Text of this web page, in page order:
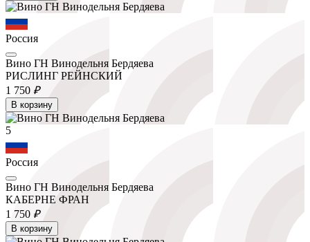
Россия
Вино ГН Винодельня Бердяева
РИСЛИНГ РЕЙНСКИЙ
1 750 ₽
В корзину
5
Россия
Вино ГН Винодельня Бердяева
КАБЕРНЕ ФРАН
1 750 ₽
В корзину